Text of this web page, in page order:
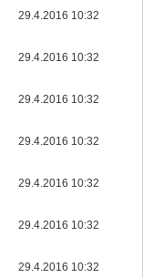
29.4.2016 10:32
29.4.2016 10:32
29.4.2016 10:32
29.4.2016 10:32
29.4.2016 10:32
29.4.2016 10:32
29.4.2016 10:32